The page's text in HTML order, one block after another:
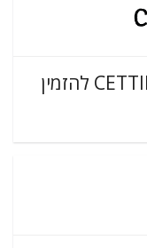
קח 5% קוד קופון ב CETTIRE.com להזמין